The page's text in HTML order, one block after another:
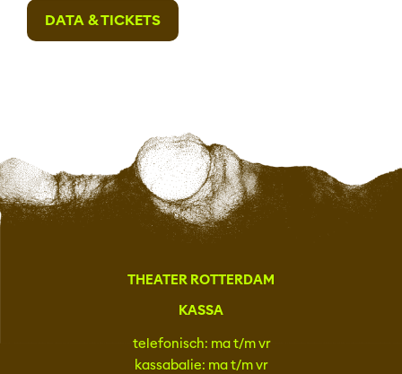
DATA & TICKETS
THEATER ROTTERDAM
KASSA
telefonisch: ma t/m vr
kassabalie: ma t/m vr